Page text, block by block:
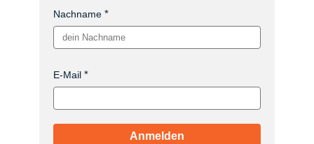
Nachname
E-Mail
Anmelden